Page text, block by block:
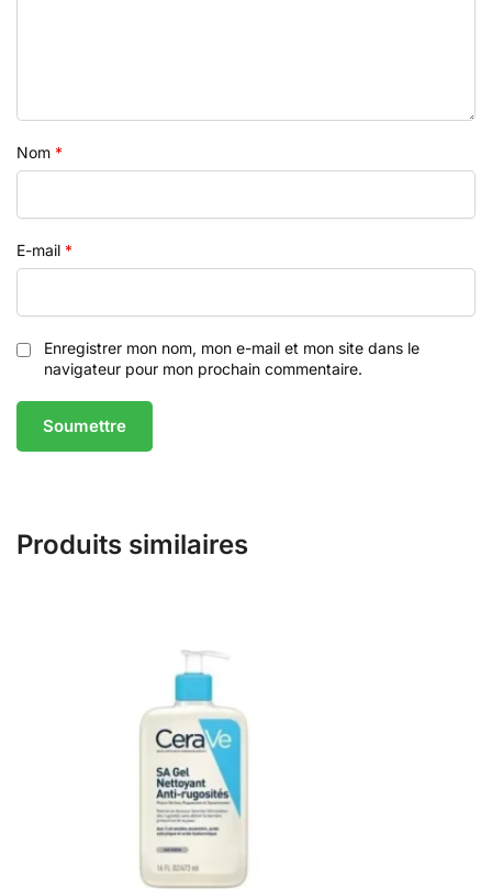
Nom *
E-mail *
Enregistrer mon nom, mon e-mail et mon site dans le
navigateur pour mon prochain commentaire.
Produits similaires